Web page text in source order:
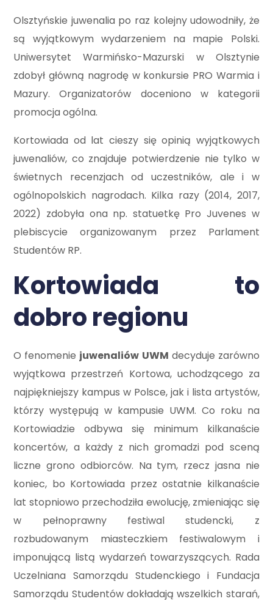
Olsztyńskie juwenalia po raz kolejny udowodniły, że
są wyjątkowym wydarzeniem na mapie Polski.
Uniwersytet Warmińsko-Mazurski w Olsztynie
zdobył główną nagrodę w konkursie PRO Warmia i
Mazury. Organizatorów doceniono w kategorii
promocja ogólna.
Kortowiada od lat cieszy się opinią wyjątkowych
juwenaliów, co znajduje potwierdzenie nie tylko w
świetnych recenzjach od uczestników, ale i w
ogólnopolskich nagrodach. Kilka razy (2014, 2017,
2022) zdobyła ona np. statuetkę Pro Juvenes w
plebiscycie organizowanym przez Parlament
Studentów RP.
Kortowiada to
dobro regionu
O fenomenie juwenaliów UWM decyduje zarówno
wyjątkowa przestrzeń Kortowa, uchodzącego za
najpiękniejszy kampus w Polsce, jak i lista artystów,
którzy występują w kampusie UWM. Co roku na
Kortowiadzie odbywa się minimum kilkanaście
koncertów, a każdy z nich gromadzi pod sceną
liczne grono odbiorców. Na tym, rzecz jasna nie
koniec, bo Kortowiada przez ostatnie kilkanaście
lat stopniowo przechodziła ewolucję, zmieniając się
w pełnoprawny festiwal studencki, z
rozbudowanym miasteczkiem festiwalowym i
imponującą listą wydarzeń towarzyszących. Rada
Uczelniana Samorządu Studenckiego i Fundacja
Samorządu Studentów dokładają wszelkich starań,